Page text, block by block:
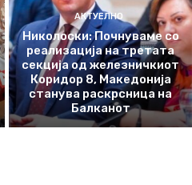
АКТУЕЛНО
Николоски: Почнуваме со
реализација на третата
секција од железничкиот
Коридор 8, Македонија
станува раскрсница на
Балканот